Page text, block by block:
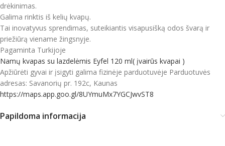
drėkinimas.
Galima rinktis iš kelių kvapų.
Tai inovatyvus sprendimas, suteikiantis visapusišką odos švarą ir
priežiūrą viename žingsnyje.
Pagaminta Turkijoje
Namų kvapas su lazdelėmis Eyfel 120 ml( įvairūs kvapai )
Apžiūrėti gyvai ir įsigyti galima fizinėje parduotuvėje Parduotuvės
adresas: Savanorių pr. 192c, Kaunas
https://maps.app.goo.gl/8UYmuMx7YGCJwvST8
Papildoma informacija